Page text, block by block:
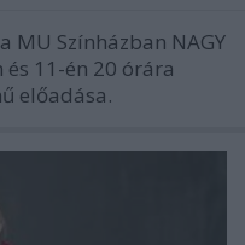
MU Színházban NAGY
és 11-én 20 órára
előadása.